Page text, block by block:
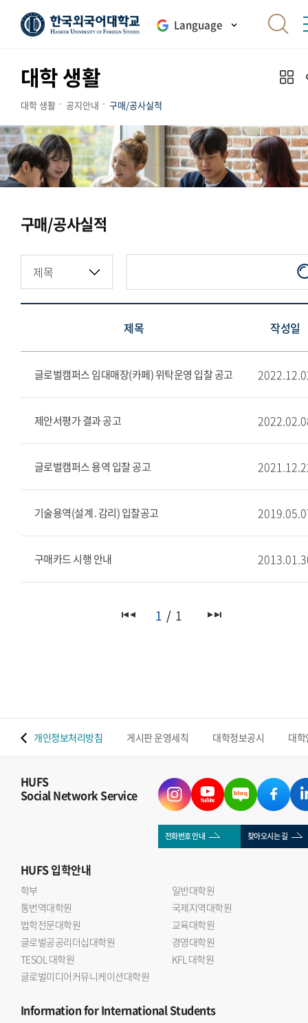
Language
대학 생활
대학 생활 공지안내 구매/공사실적
구매/공사실적
제목 작성일
글로벌캠퍼스 임대매장(카페) 위탁운영 입찰 공고
제안서평가 결과 공고
글로벌캠퍼스 용역 입찰 공고
기술용역(설계․감리) 입찰공고
구매카드 시행 안내
1 1
개인정보처리방침 게시판 운영세칙 대학정보공시 대
HUFS
Social Network Service
전화번호 안내 찾아오시는 길
HUFS입학안내
학부
일반대학원
통번역대학원
국제지역대학원
법학전문대학원
교육대학원
글로벌공공리더십대학원
경영대학원
TESOL 대학원
KFL 대학원
글로벌미디어커뮤니케이션대학원
Informationfor International Students